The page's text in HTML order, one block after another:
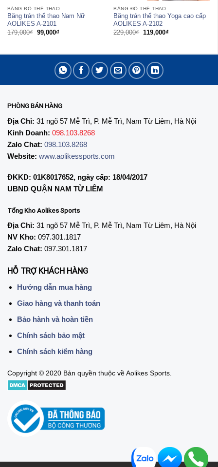
BĂNG ĐÔ THỂ THAO
Băng trán thể thao Nam Nữ
AOLIKES A-2101
179,000₫ Giá
gốc
99,000₫Giá
99,000₫.
BĂNG ĐÔ THỂ THAO
Băng trán thể thao Yoga cao cấp
AOLIKES A-2102
229,000₫ Giá
119,000₫
119,000₫.
PHÒNG BÁN HÀNG
Địa Chỉ: 31 ngõ 57 Mễ Trì, P. Mễ Trì, Nam Từ Liêm, Hà Nội
Kinh Doanh: 098.103.8268
Zalo Chat: 098.103.8268
Website: www.aolikessports.com
ĐKKD: 01K8017652, ngày cấp: 18/04/2017
UBND QUẬN NAM TỪ LIÊM
Tổng Kho Aolikes Sports
Địa Chỉ: 31 ngõ 57 Mễ Trì, P. Mễ Trì, Nam Từ Liêm, Hà Nội
NV Kho: 097.301.1817
Zalo Chat: 097.301.1817
HỖ TRỢ KHÁCH HÀNG
Hướng dẫn mua hàng
Giao hàng và thanh toán
Bảo hành và hoàn tiền
Chính sách bảo mật
Chính sách kiểm hàng
Copyright © 2020 Bản quyền thuộc về Aolikes Sports.